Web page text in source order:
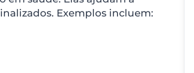
Exemplos incluem: